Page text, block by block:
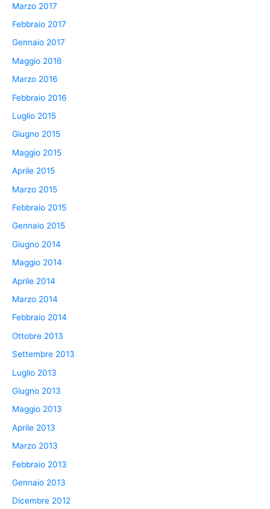
Marzo 2017
Febbraio 2017
Gennaio 2017
Maggio 2016
Marzo 2016
Febbraio 2016
Luglio 2015
Giugno 2015
Maggio 2015
Aprile 2015
Marzo 2015
Febbraio 2015
Gennaio 2015
Giugno 2014
Maggio 2014
Aprile 2014
Marzo 2014
Febbraio 2014
Ottobre 2013
Settembre 2013
Luglio 2013
Giugno 2013
Maggio 2013
Aprile 2013
Marzo 2013
Febbraio 2013
Gennaio 2013
Dicembre 2012